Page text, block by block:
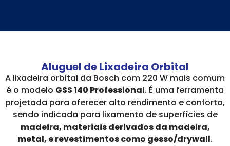
Aluguel de Lixadeira Orbital
A lixadeira orbital da Bosch com 220 W mais comum
é o modelo GSS 140 Professional. É uma ferramenta
projetada para oferecer alto rendimento e conforto,
sendo indicada para lixamento de superfícies de
madeira, materiais derivados da madeira,
metal, e revestimentos como gesso/drywall.